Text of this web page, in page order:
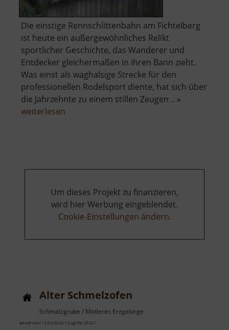
Die einstige Rennschlittenbahn am Fichtelberg
ist heute ein außergewöhnliches Relikt
sportlicher Geschichte, das Wanderer und
Entdecker gleichermaßen in ihren Bann zieht.
Was einst als waghalsige Strecke für den
professionellen Rodelsport diente, hat sich über
die Jahrzehnte zu einem stillen Zeugen .. »
weiterlesen
Um dieses Projekt zu finanzieren,
wird hier Werbung eingeblendet.
Cookie-Einstellungen ändern.
Alter Schmelzofen
Schmalzgrube / Mittleres Erzgebirge
aktuell vom 13.04.2026 / Zugriffe: 26427